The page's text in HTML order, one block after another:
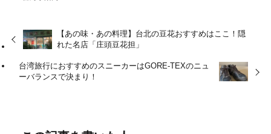
【あの味・あの料理】台北の豆花おすすめはここ！隠
れた名店「庄頭豆花担」
台湾旅行におすすめのスニーカーはGORE-TEXのニュ
ーバランスで決まり！